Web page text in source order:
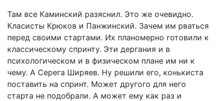
Там все Каминский разяснил. Это же очевидно.
Класисты Крюков и Панжинский. Зачем им рваться
перед своими стартами. Их планомерно готовили к
классическому спринту. Эти дергания и в
психологическом и в физическом плане им ни к
чему. А Серега Ширяев. Ну решили его, конькиста
поставить на спринт. Может другого для него
старта не подобрали. А может ему как раз и